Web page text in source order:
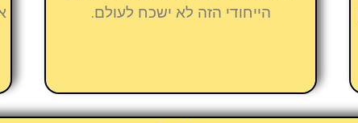
הייחודי הזה לא ישכח לעולם.